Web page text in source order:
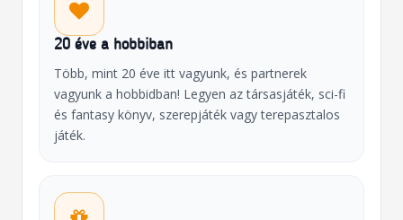
20 éve a hobbiban
Több, mint 20 éve itt vagyunk, és partnerek
vagyunk a hobbidban! Legyen az társasjáték, sci-fi
és fantasy könyv, szerepjáték vagy terepasztalos
játék.